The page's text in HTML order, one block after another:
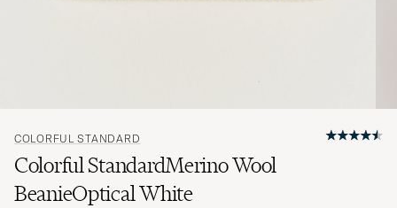
COLORFUL STANDARD
Colorful StandardMerino Wool
BeanieOptical White